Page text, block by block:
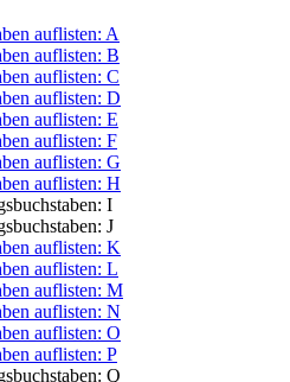
auflisten: A
auflisten: B
auflisten: C
auflisten: D
auflisten: E
auflisten: F
auflisten: G
auflisten: H
I
J
auflisten: K
auflisten: L
auflisten: M
auflisten: N
auflisten: O
auflisten: P
Q